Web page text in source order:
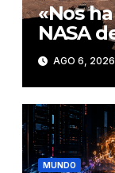
«Nos
NASA
enAGO 6, 2026
MUNDO